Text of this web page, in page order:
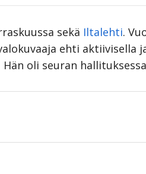
sekä Iltalehti.
ehti aktiivisella
oli seuran